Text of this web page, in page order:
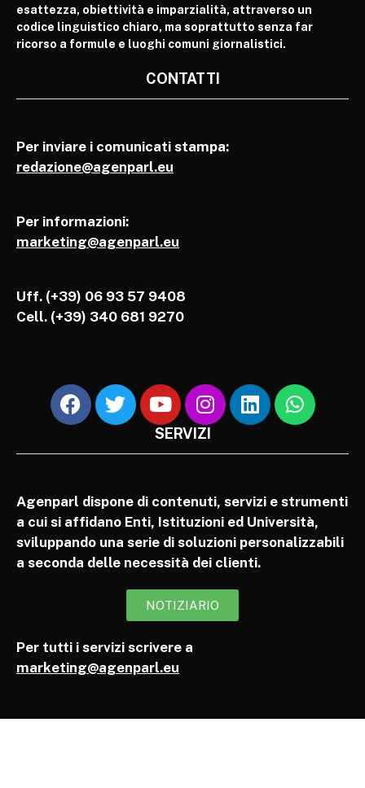
esattezza, obiettività e imparzialità, attraverso un
codice linguistico chiaro, ma soprattutto senza far
ricorso a formule e luoghi comuni giornalistici.
CONTATTI
Per inviare i comunicati stampa:
redazione@agenparl.eu
Per informazioni:
marketing@agenparl.eu
Uff. (+39) 06 93 57 9408
Cell. (+39) 340 681 9270
SERVIZI
Agenparl dispone di contenuti, servizi e strumenti
a cui si affidano Enti, Istituzioni ed Università,
sviluppando una serie di soluzioni personalizzabili
a seconda delle necessità dei clienti.
NOTIZIARIO
Per tutti i servizi scrivere a
marketing@agenparl.eu